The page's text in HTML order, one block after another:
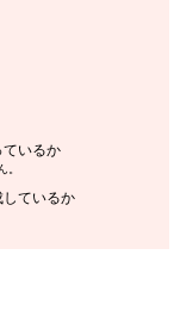
ているか
。
ているか